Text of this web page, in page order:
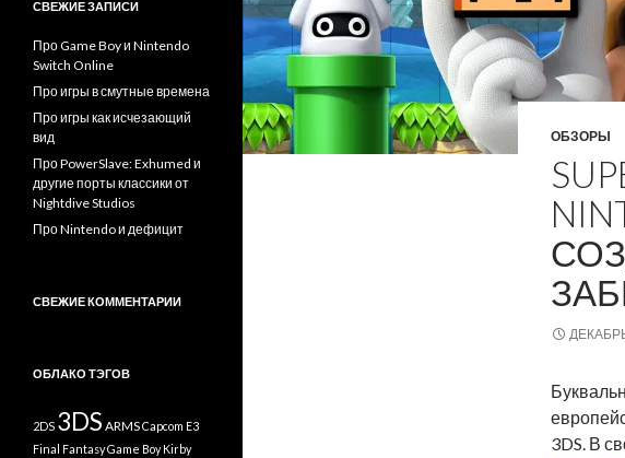
ОБЗОРЫ
3DS. В
р
е
СВЕЖИЕ ЗАПИСИ
Про Game Boy и Nintendo
Switch Online
Про игры в смутные времена
Про игры как исчезающий
вид
Про PowerSlave: Exhumed и
другие порты классики от
Nightdive Studios
Про Nintendo и дефицит
СВЕЖИЕ КОММЕНТАРИИ
ОБЛАКО ТЭГОВ
2DS 3DS ARMSCapcom E3
Final FantasyGame Boy Kirby